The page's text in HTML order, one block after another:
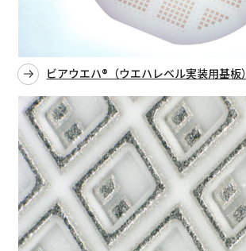
ビアウエハ®（ウエハレベル実装用基板）